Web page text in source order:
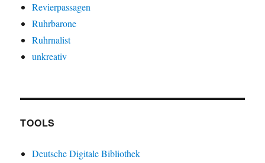
Revierpassagen
Ruhrbarone
Ruhrnalist
unkreativ
TOOLS
Deutsche Digitale Bibliothek